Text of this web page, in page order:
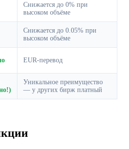
Снижается до 0% при
высоком объёме
Снижается до 0.05% при
высоком объёме
EUR-перевод
Уникальное преимущество
— у других бирж платный